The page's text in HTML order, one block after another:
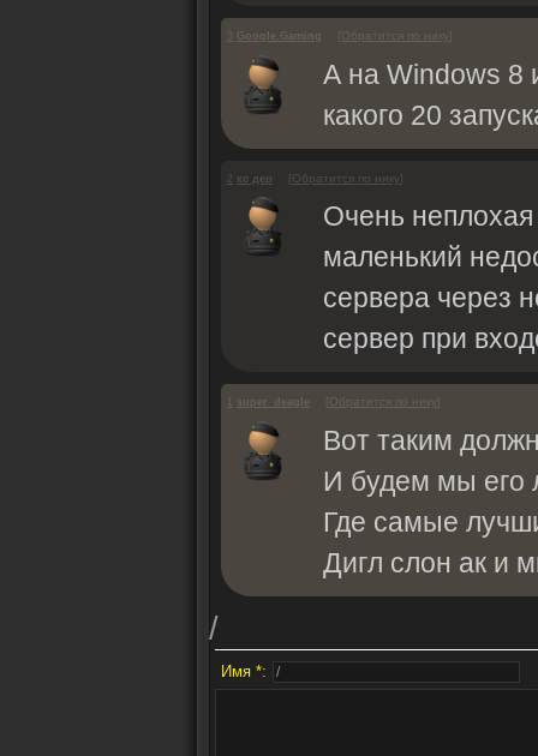
Google.Gaming Обратится по нику
А на Windows 8
какого 20
2 кс дер [Обратится по нику]
Очень неплохая
маленький
сервера через
сервер при
super_deagle [Обратится по нику ]
Вот таким
И будем мы его
Где самые
Дигл слон ак и
/
Имя *: